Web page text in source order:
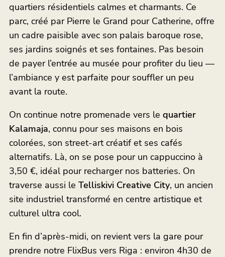
quartiers résidentiels calmes et charmants. Ce
parc, créé par Pierre le Grand pour Catherine, offre
un cadre paisible avec son palais baroque rose,
ses jardins soignés et ses fontaines. Pas besoin
de payer l’entrée au musée pour profiter du lieu —
l’ambiance y est parfaite pour souffler un peu
avant la route.
On continue notre promenade vers le quartier
Kalamaja, connu pour ses maisons en bois
colorées, son street-art créatif et ses cafés
alternatifs. Là, on se pose pour un cappuccino à
3,50 €, idéal pour recharger nos batteries. On
traverse aussi le Telliskivi Creative City, un ancien
site industriel transformé en centre artistique et
culturel ultra cool.
En fin d’après-midi, on revient vers la gare pour
prendre notre FlixBus vers Riga : environ 4h30 de